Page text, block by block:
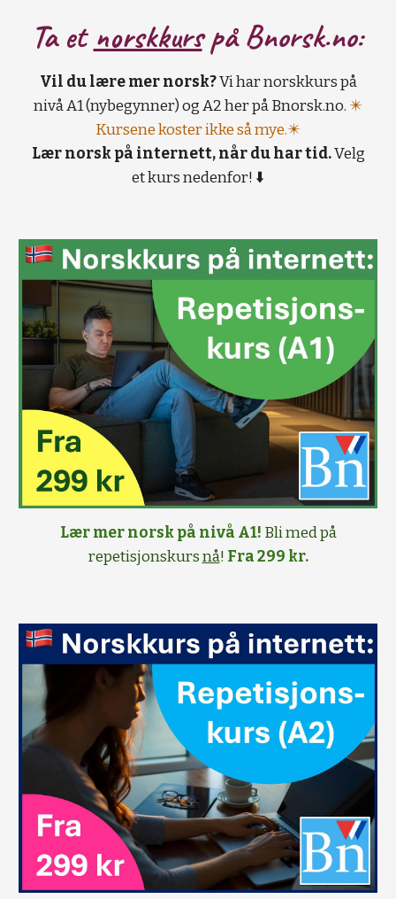
Ta et norskkurspå Bnorsk.no:
Vil du lære mer norsk?Vi har norskkurs på
nivå A1 (nybegynner) og A2 her på Bnorsk.no. ✴️
Kursene koster ikke så mye.✴️
Lær norsk på internett, når du har tid.Velg
et kurs nedenfor! ⬇️
Lær mer norsk på nivå A1! Bli med på
repetisjonskursnå! Fra 299 kr.